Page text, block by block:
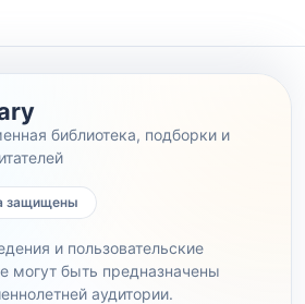
библиотека, подборки и
защищены
и пользовательские
могут быть предназначены
аудитории.